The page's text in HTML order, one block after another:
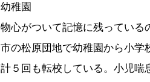
幼稚園
物心がついて記憶に残っている
市の松原団地で幼稚園から小学
計５回も転校している。小児喘